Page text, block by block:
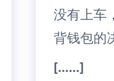
没有上车
背钱包的
[……]